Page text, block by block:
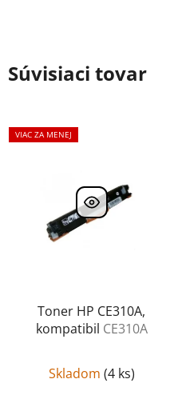
Súvisiaci tovar
VIAC ZA MENEJ
Toner HP CE310A,
kompatibil CE310A
Skladom (4 ks)